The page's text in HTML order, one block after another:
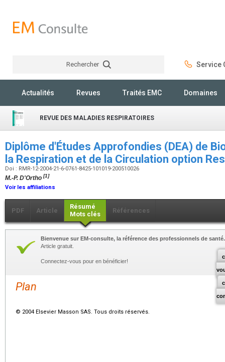
Rechercher Service
Actualités Revues Traités EMC Domaines
REVUE DES MALADIES RESPIRATOIRES
Diplôme d'Études Approfondies (DEA) de
la Respiration et de la Circulation option
Doi : RMR-12-2004-21-6-0761-8425-101019-200510026
M.-P. D'Ortho [1]
Voir les affiliations
PDF Article
Résumé
Mots clés
Références
Bienvenue sur EM-consulte, la référence des professionnels de santé.
Article gratuit.
Connectez-vous pour en bénéficier!
Plan
© 2004 Elsevier Masson SAS. Tous droits réservés.